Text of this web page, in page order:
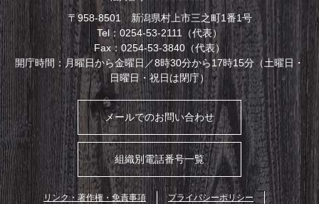
〒958-8501 新潟県村上市三之町1番1号
Tel：0254-53-2111（代表）
Fax：0254-53-3840（代表）
開庁時間：月曜日から金曜日／8時30分から17時15分（土曜日・
日曜日・祝日は閉庁）
メールでのお問い合わせ
組織別電話番号一覧
リンク・著作権・免責事項 プライバシーポリシー